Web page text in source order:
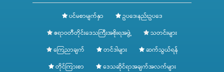
ပင်မစာမျက်နှာ
ဥပဒေ၊နည်းဥပဒေ
ဧရာဝတီတိုင်းဒေသကြီးအစိုးရအဖွဲ့
သတင်းများ
ကြေညာချက်
တင်ဒါများ
ဆက်သွယ်ရန်
တိုင်ကြားစာ
ဒေသဆိုင်ရာအချက်အလက်များ